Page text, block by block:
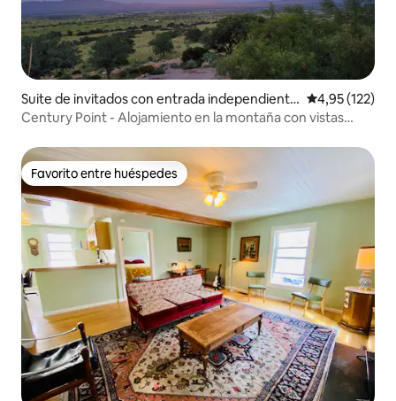
Suite de invitados con entrada independiente
en Hereford
Calificación
4,95 (122)
Century Point - Alojamiento en la montaña con vistas
Favorito entre huéspedes
Favorito entre huéspedes